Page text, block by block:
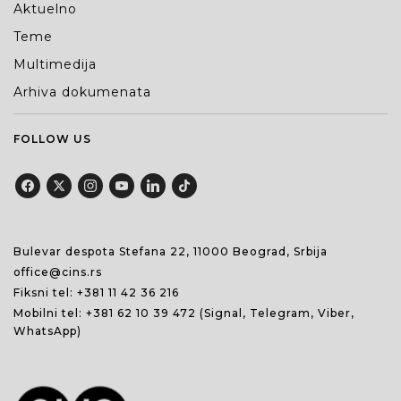
Aktuelno
Teme
Multimedija
Arhiva dokumenata
FOLLOW US
Bulevar despota Stefana 22, 11000 Beograd, Srbija
office@cins.rs
Fiksni tel: +381 11 42 36 216
Mobilni tel: +381 62 10 39 472 (Signal, Telegram, Viber,
WhatsApp)